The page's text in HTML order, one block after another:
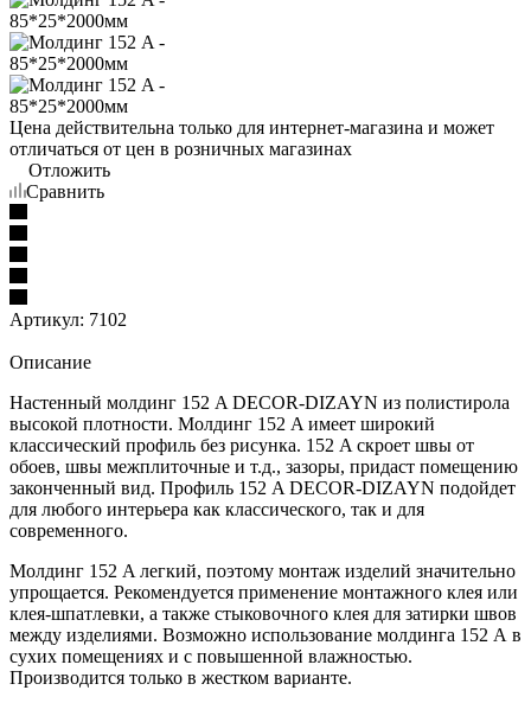
Цена действительна только для интернет-магазина и может
отличаться от цен в розничных магазинах
Отложить
Сравнить
Артикул: 7102
Описание
Настенный молдинг 152 A DECOR-DIZAYN из полистирола
высокой плотности. Молдинг 152 A имеет широкий
классический профиль без рисунка. 152 A скроет швы от
обоев, швы межплиточные и т.д., зазоры, придаст помещению
законченный вид. Профиль 152 A DECOR-DIZAYN подойдет
для любого интерьера как классического, так и для
современного.
Молдинг 152 A легкий, поэтому монтаж изделий значительно
упрощается. Рекомендуется применение монтажного клея или
клея-шпатлевки, а также стыковочного клея для затирки швов
между изделиями. Возможно использование молдинга 152 A в
сухих помещениях и с повышенной влажностью.
Производится только в жестком варианте.